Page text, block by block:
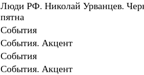
Люди РФ. Николай Урванцев.
пятна
События
События. Акцент
События
События. Акцент